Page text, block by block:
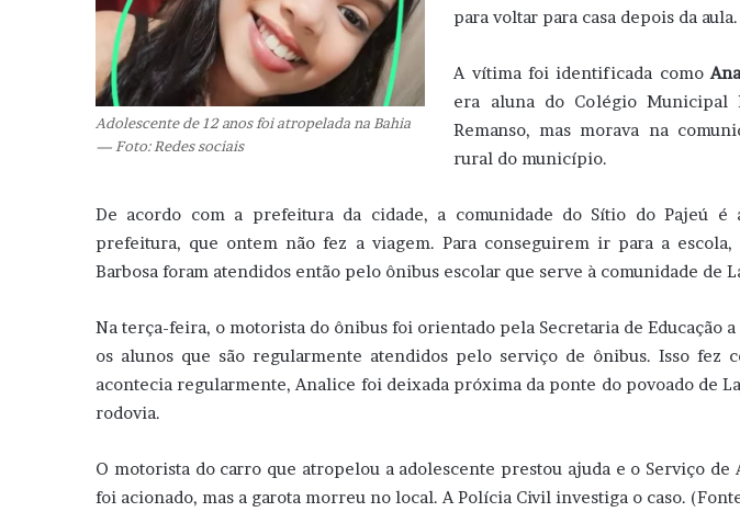
Adolescente de 12 anos foi atropelada na Bahia
— Foto: Redes sociais
para voltar para casa depois da aula.
A vítima foi identificada como
era aluna do Colégio Municipal
Remanso, mas morava na
rural do município.
De acordo com a prefeitura da cidade, a comunidade do Sítio do Pajeú é
prefeitura, que ontem não fez a viagem. Para conseguirem ir para a escola,
Barbosa foram atendidos então pelo ônibus escolar que serve à comunidade de
Na terça-feira, o motorista do ônibus foi orientado pela Secretaria de Educação a
os alunos que são regularmente atendidos pelo serviço de ônibus. Isso fez
acontecia regularmente, Analice foi deixada próxima da ponte do povoado de
rodovia.
O motorista do carro que atropelou a adolescente prestou ajuda e o Serviço de
foi acionado, mas a garota morreu no local. A Polícia Civil investiga o caso.